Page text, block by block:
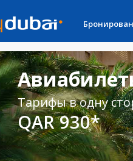
Тарифы в одну
QAR 930*